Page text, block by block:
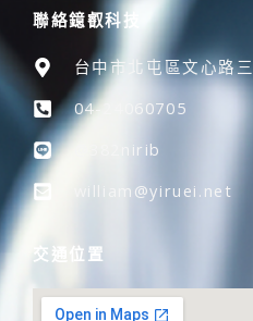
聯絡鐿叡科技
台中市北屯區文心路
04-24060705
@382nirib
william@yiruei.net
交通位置